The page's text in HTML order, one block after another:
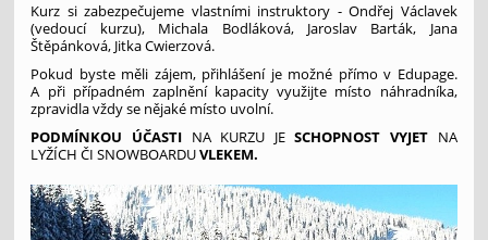
Kurz si zabezpečujeme vlastními instruktory - Ondřej Václavek
(vedoucí kurzu), Michala Bodláková, Jaroslav Barták, Jana
Štěpánková, Jitka Cwierzová.
Pokud byste měli zájem, přihlášení je možné přímo v Edupage.
A při případném zaplnění kapacity využijte místo náhradníka,
zpravidla vždy se nějaké místo uvolní.
PODMÍNKOU ÚČASTI NA KURZU JE SCHOPNOST VYJET NA
LYŽÍCH ČI SNOWBOARDUVLEKEM.